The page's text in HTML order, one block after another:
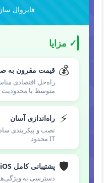
فایروال
✓ مزایا
💰 قیمت مقرون به
راه‌حل اقتصادی
متوسط با محدودیت
⚡ راه‌اندازی آسان
نصب و پیکربندی
IT محدود
🛡️ پشتیبانی کامل FortiOS